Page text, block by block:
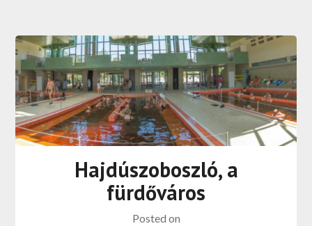
Hajdúszoboszló, a
fürdőváros
Posted on